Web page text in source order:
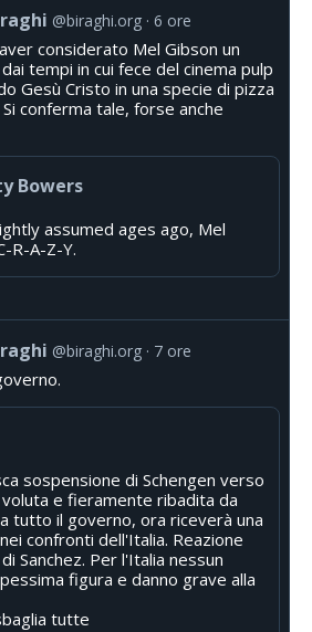
@biraghi.org 6 ore
considerato Mel Gibson un
tempi in cui fece del cinema pulp
Gesù Cristo in una specie di pizza
conferma tale, forse anche
Bowers
assumed ages ago, Mel
R-A-Z-Y.
@biraghi.org 7 ore
sospensione di Schengen verso
voluta e fieramente ribadita da
tutto il governo, ora riceverà una
confronti dell'Italia. Reazione
Sanchez. Per l'Italia nessun
figura e danno grave alla
tutte